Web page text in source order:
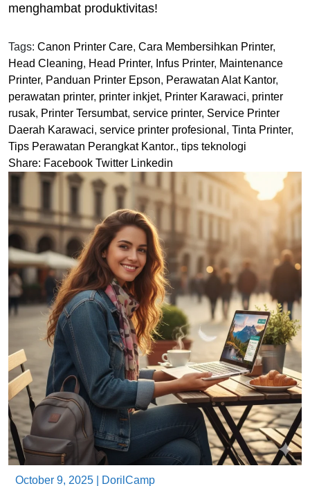
menghambat produktivitas!
Tags: Canon Printer Care, Cara Membersihkan Printer,
Head Cleaning, Head Printer, Infus Printer, Maintenance
Printer, Panduan Printer Epson, Perawatan Alat Kantor,
perawatan printer, printer inkjet, Printer Karawaci, printer
rusak, Printer Tersumbat, service printer, Service Printer
Daerah Karawaci, service printer profesional , Tinta Printer,
Tips Perawatan Perangkat Kantor., tips teknologi
Share: Facebook Twitter Linkedin
October 9, 2025 DorilCamp